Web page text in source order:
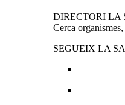
DIRECTORI LA
Cerca
SEGUEIX LA